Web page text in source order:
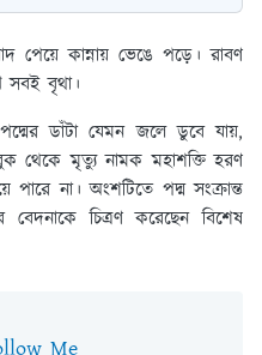
পেয়ে কান্নায় ভেঙে পড়ে। রাবণ
সবই বৃথা।
ডাঁটা যেমন জলে ডুবে যায়,
থেকে মৃত্যু নামক মহাশক্তি হরণ
না। অংশটিতে পদ্ম সংক্রান্ত
চিত্রণ করেছেন বিশেষ